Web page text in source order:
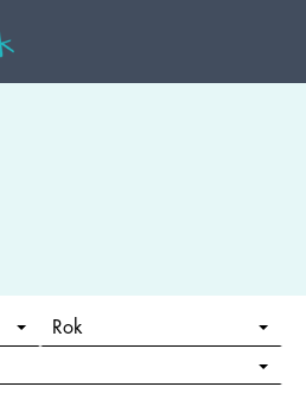
Rok